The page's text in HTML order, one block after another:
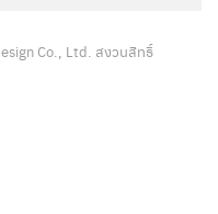
Co., Ltd. สงวนสิทธิ์